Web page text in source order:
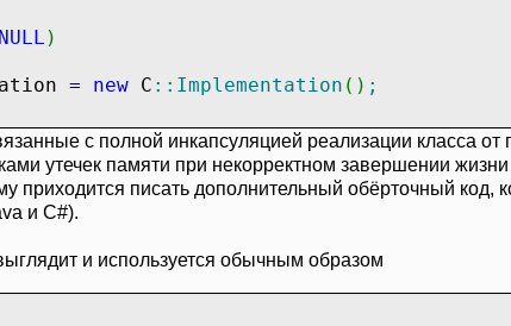
NULL )
= new C :: Implementation ( ) ;
-> f
с полной инкапсуляцией реализации класса от
утечек памяти при некорректном завершении
приходится писать дополнительный обёрточный код,
и C#).
и используется обычным образом